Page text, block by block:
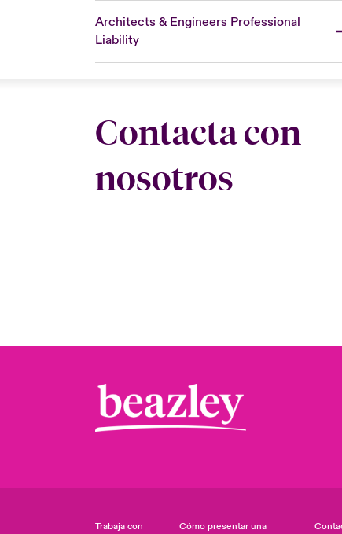
Architects & Engineers Professional
Liability
Contacta con
nosotros
Trabaja con Cómo presentar una